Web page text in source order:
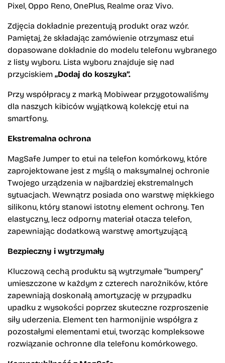
Pixel, Oppo Reno, OnePlus, Realme oraz Vivo.
Zdjęcia dokładnie prezentują produkt oraz wzór.
Pamiętaj, że składając zamówienie otrzymasz etui
dopasowane dokładnie do modelu telefonu wybranego
z listy wyboru. Lista wyboru znajduje się nad
przyciskiem„Dodaj do koszyka”.
Przy współpracy z marką Mobiwear przygotowaliśmy
dla naszych kibiców wyjątkową kolekcję etui na
smartfony.
Ekstremalna ochrona
MagSafe Jumper to etui na telefon komórkowy, które
zaprojektowane jest z myślą o maksymalnej ochronie
Twojego urządzenia w najbardziej ekstremalnych
sytuacjach. Wewnątrz posiada ono warstwę miękkiego
silikonu, który stanowi istotny element ochrony. Ten
elastyczny, lecz odporny materiał otacza telefon,
zapewniając dodatkową warstwę amortyzującą
Bezpieczny i wytrzymały
Kluczową cechą produktu są wytrzymałe “bumpery”
umieszczone w każdym z czterech narożników, które
zapewniają doskonałą amortyzację w przypadku
upadku z wysokości poprzez skuteczne rozproszenie
siły uderzenia. Element ten harmonijnie współgra z
pozostałymi elementami etui, tworząc kompleksowe
rozwiązanie ochronne dla telefonu komórkowego.